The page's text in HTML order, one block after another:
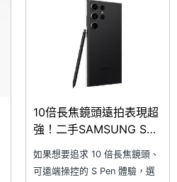
有 10x 光學長焦鏡頭，最高可
拍攝 100x 數位變焦距離，無論
10倍長焦鏡頭遠拍表現超
強！二手SAMSUNG S23
Ultra通路優惠價格一次看
(2026.1)
如果想要追求 10 倍長焦鏡頭、
可遠端操控的 S Pen 體驗，選